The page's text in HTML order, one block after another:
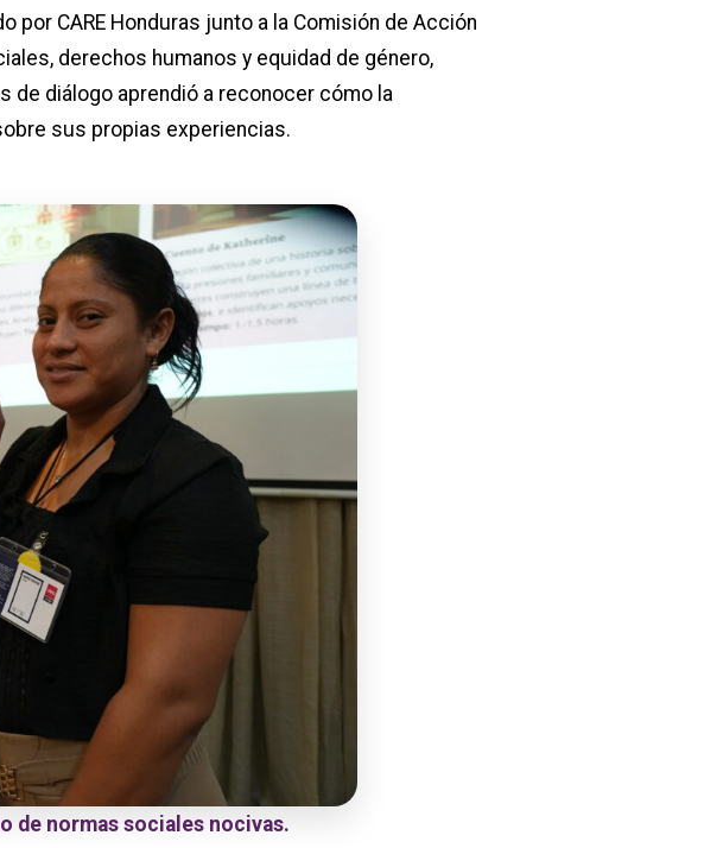
CARE Honduras junto a la Comisión de Acción
derechos humanos y equidad de género,
de diálogo aprendió a reconocer cómo la
sus propias experiencias.
de normas sociales nocivas.